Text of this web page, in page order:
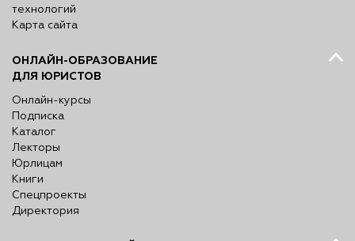
технологий
Карта сайта
ОНЛАЙН-ОБРАЗОВАНИЕ
ДЛЯ ЮРИСТОВ
Онлайн-курсы
Подписка
Каталог
Лекторы
Юрлицам
Книги
Спецпроекты
Директория